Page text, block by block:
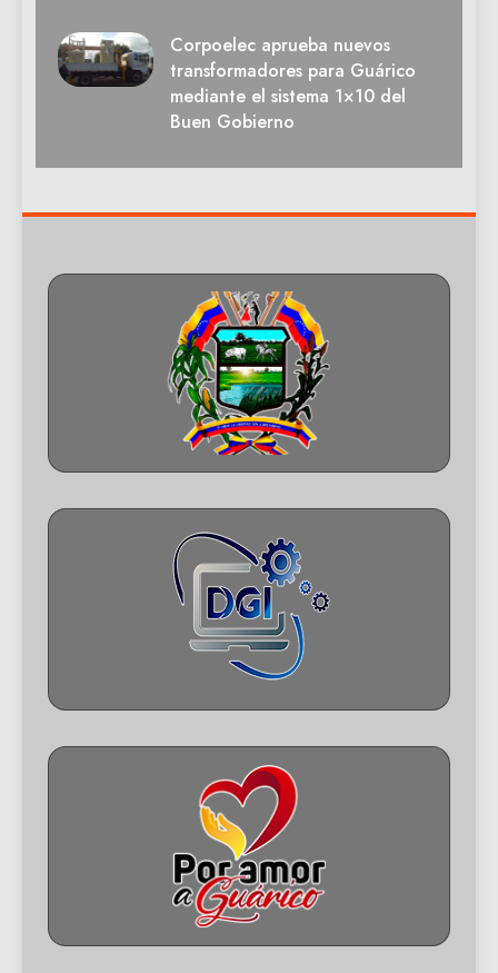
Corpoelec aprueba nuevos
transformadores para Guárico
mediante el sistema 1×10 del
Buen Gobierno